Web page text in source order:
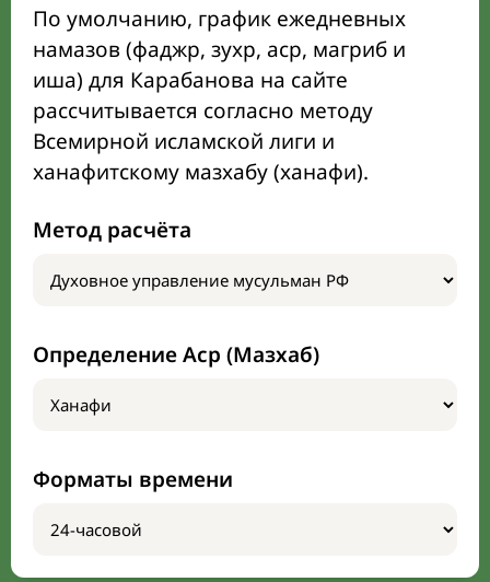
По умолчанию, график ежедневных
намазов (фаджр, зухр, аср, магриб и
иша) для Карабанова на сайте
рассчитывается согласно методу
Всемирной исламской лиги и
ханафитскому мазхабу (ханафи).
Метод расчёта
Определение Аср (Мазхаб)
Форматы времени